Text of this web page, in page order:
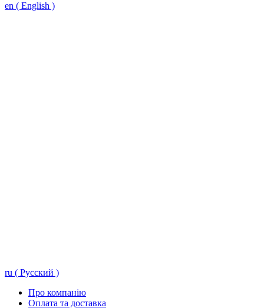
en ( English )
ru ( Русский )
Про компанію
Оплата та доставка